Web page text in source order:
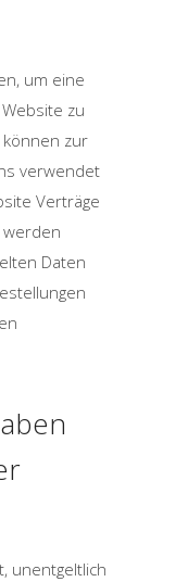
um eine
zu
zur
verwendet
Verträge
Daten
unentgeltlich